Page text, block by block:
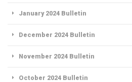
January 2024 Bulletin
December 2024 Bulletin
November 2024 Bulletin
October 2024 Bulletin